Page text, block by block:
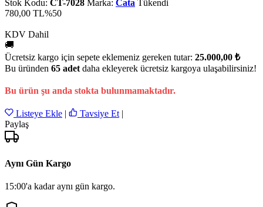
Stok Kodu: CT-7028 Marka: Cata Tükendi
780,00 TL%50
KDV Dahil
🚚
Ücretsiz kargo için sepete eklemeniz gereken tutar: 25.000,00 ₺
Bu üründen 65 adet daha ekleyerek ücretsiz kargoya ulaşabilirsiniz!
Bu ürün şu anda stokta bulunmamaktadır.
Listeye Ekle | Tavsiye Et |
Paylaş
Aynı Gün Kargo
15:00'a kadar aynı gün kargo.